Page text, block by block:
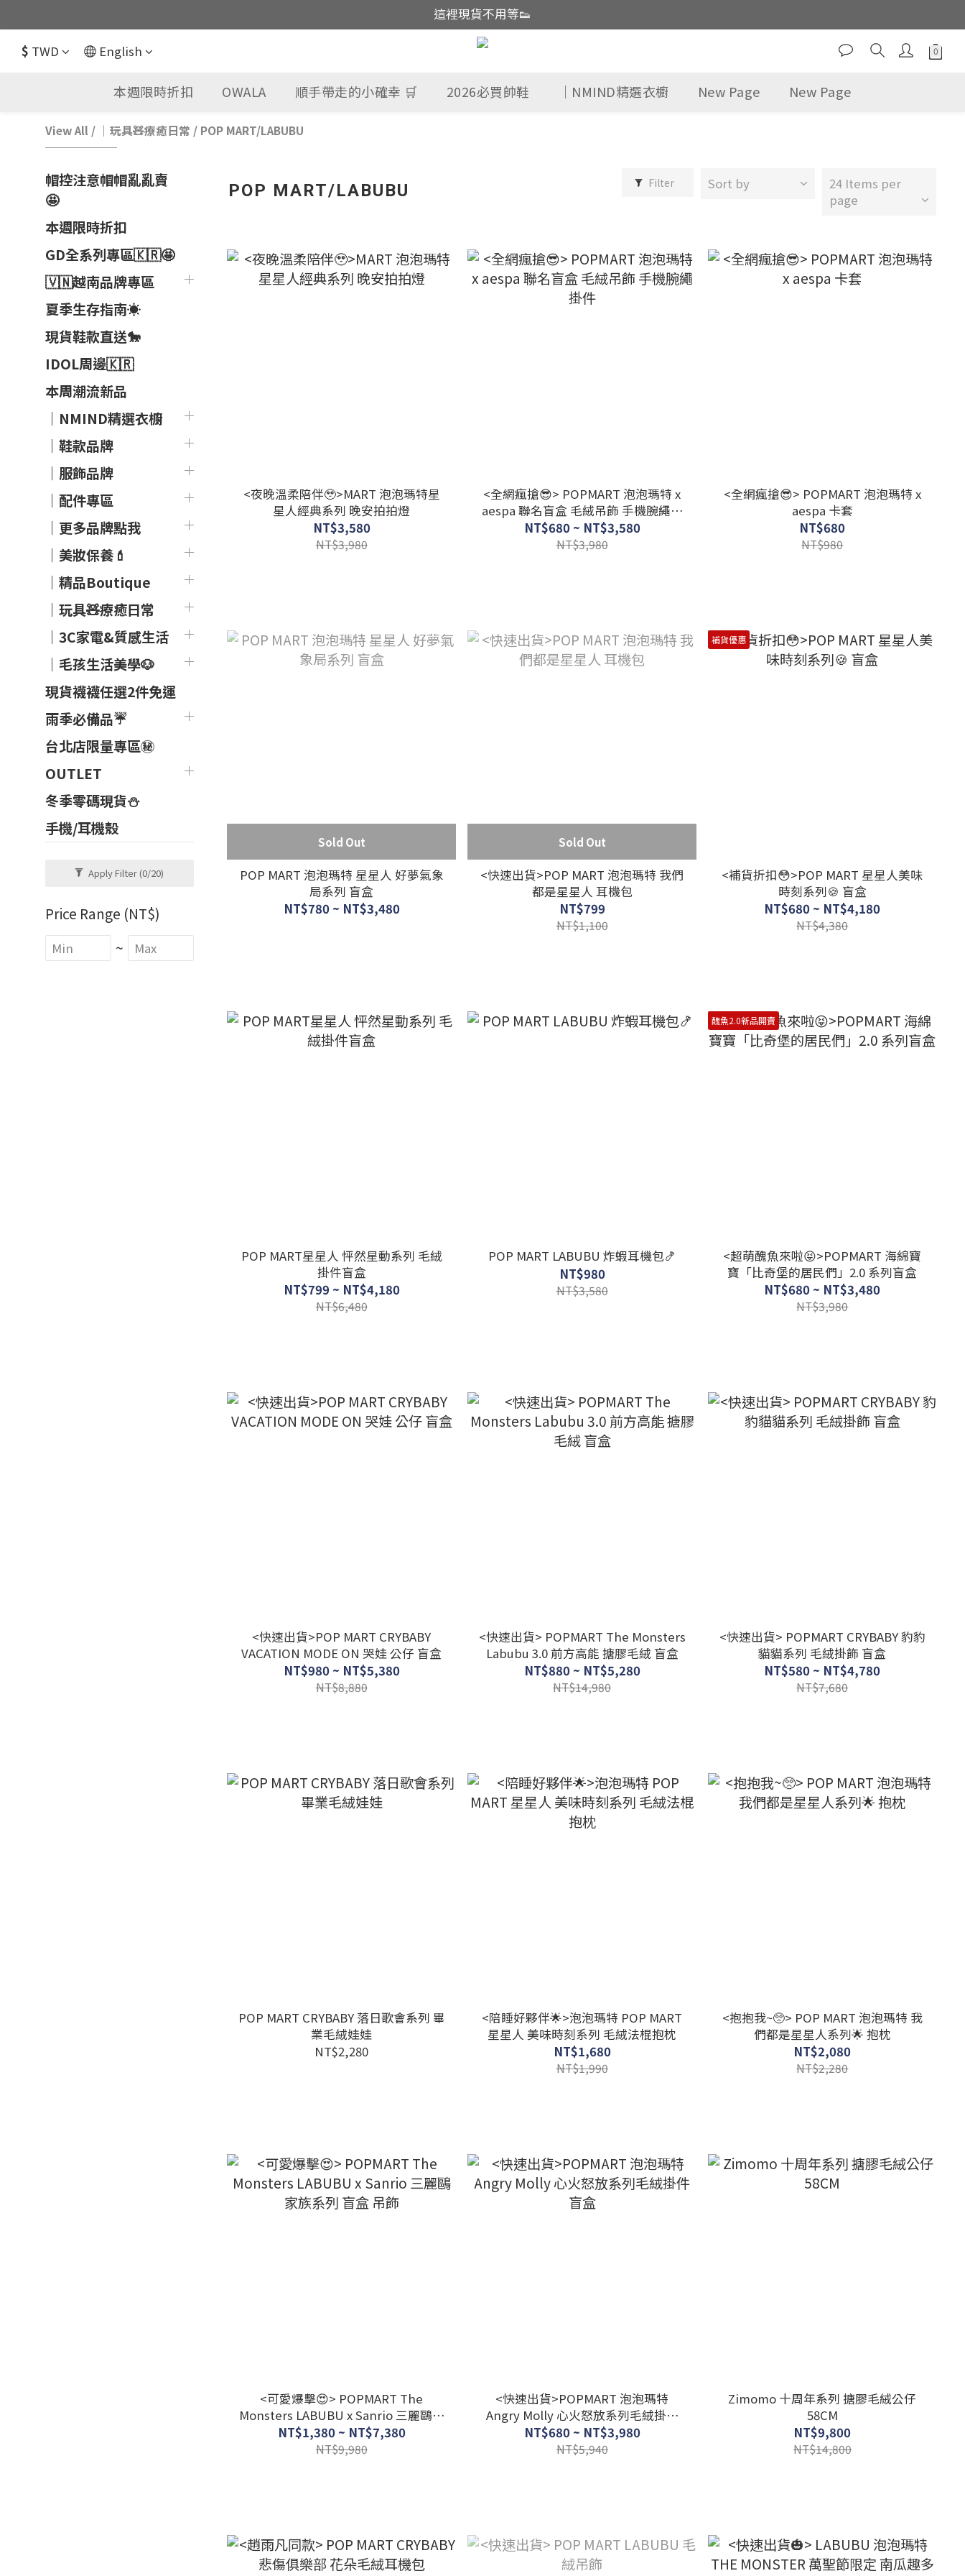
這裡現貨不用等👟
越南品牌開團中!!辣妹必收
帽控注意帽帽亂亂賣🤩
$ TWD English
本週限時折扣 OWALA 順手帶走的小確幸 🛒 2026必買帥鞋 ｜NMIND精選衣櫥 New Page New Page
View All / ｜玩具🧸療癒日常 / POP MART/LABUBU
帽控注意帽帽亂亂賣
🤩
本週限時折扣
GD全系列專區🇰🇷🤩
🇻🇳越南品牌專區
夏季生存指南☀️
現貨鞋款直送🐎
IDOL周邊🇰🇷
本周潮流新品
｜NMIND精選衣櫥
｜鞋款品牌
｜服飾品牌
｜配件專區
｜更多品牌點我
｜美妝保養💄
｜精品Boutique
｜玩具🧸療癒日常
｜3C家電&質感生活
｜毛孩生活美學🐶
現貨襪襪任選2件免運
雨季必備品☔
台北店限量專區㊙
OUTLET
冬季零碼現貨⛄
手機/耳機殼
Apply Filter (0/20)
Price Range (NT$)
~
POP MART/LABUBU Filter Sort by
24 Items per
page
<夜晚溫柔陪伴🥹>MART 泡泡瑪特星
星人經典系列 晚安拍拍燈
NT$3,580
NT$3,980
<全網瘋搶😎> POPMART 泡泡瑪特 x
aespa 聯名盲盒 毛絨吊飾 手機腕繩掛
件
NT$680 ~ NT$3,580
NT$3,980
<全網瘋搶😎> POPMART 泡泡瑪特 x
aespa 卡套
NT$680
NT$980
Sold Out
POP MART 泡泡瑪特 星星人 好夢氣象
局系列 盲盒
NT$780 ~ NT$3,480
Sold Out
<快速出貨>POP MART 泡泡瑪特 我們
都是星星人 耳機包
NT$799
NT$1,100
補貨優惠
<補貨折扣😳>POP MART 星星人美味
時刻系列🍪 盲盒
NT$680 ~ NT$4,180
NT$4,380
POP MART星星人 怦然星動系列 毛絨
掛件盲盒
NT$799 ~ NT$4,180
NT$6,480
POP MART LABUBU 炸蝦耳機包🍤
NT$980
NT$3,580
醜魚2.0新品開賣
<超萌醜魚來啦😝>POPMART 海綿寶
寶「比奇堡的居民們」2.0 系列盲盒
NT$680 ~ NT$3,480
NT$3,980
<快速出貨>POP MART CRYBABY
VACATION MODE ON 哭娃 公仔 盲盒
NT$980 ~ NT$5,380
NT$8,880
<快速出貨> POPMART The Monsters
Labubu 3.0 前方高能 搪膠毛絨 盲盒
NT$880 ~ NT$5,280
NT$14,980
<快速出貨> POPMART CRYBABY 豹豹
貓貓系列 毛絨掛飾 盲盒
NT$580 ~ NT$4,780
NT$7,680
POP MART CRYBABY 落日歌會系列 畢
業毛絨娃娃
NT$2,280
<陪睡好夥伴🌟>泡泡瑪特 POP MART
星星人 美味時刻系列 毛絨法棍抱枕
NT$1,680
NT$1,990
<抱抱我~🥺> POP MART 泡泡瑪特 我
們都是星星人系列🌟 抱枕
NT$2,080
NT$2,280
<可愛爆擊😍> POPMART The
Monsters LABUBU x Sanrio 三麗鷗家
族系列 盲盒 吊飾
NT$1,380 ~ NT$7,380
NT$9,980
<快速出貨>POPMART 泡泡瑪特
Angry Molly 心火怒放系列毛絨掛件
盲盒
NT$680 ~ NT$3,980
NT$5,940
Zimomo 十周年系列 搪膠毛絨公仔
58CM
NT$9,800
NT$14,800